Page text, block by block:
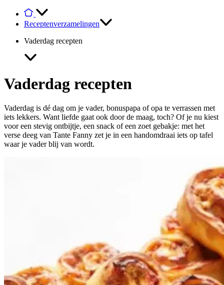
Receptenverzamelingen
Vaderdag recepten
Vaderdag recepten
Vaderdag is dé dag om je vader, bonuspapa of opa te verrassen met
iets lekkers. Want liefde gaat ook door de maag, toch? Of je nu kiest
voor een stevig ontbijtje, een snack of een zoet gebakje: met het
verse deeg van Tante Fanny zet je in een handomdraai iets op tafel
waar je vader blij van wordt.